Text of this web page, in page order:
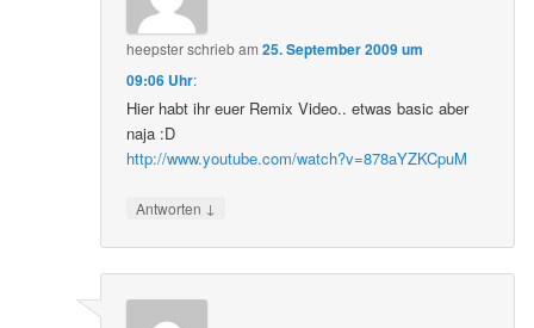
heepsterschriebam25. September 2009 um
09:06 Uhr:
Hier habt ihr euer Remix Video.. etwas basic aber
naja :D
http://www.youtube.com/watch?v=878aYZKCpuM
Antworten ↓